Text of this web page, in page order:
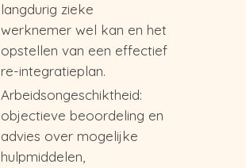
langdurig zieke
werknemer wel kan en het
opstellen van een effectief
re-integratieplan.
Arbeidsongeschiktheid:
objectieve beoordeling en
advies over mogelijke
hulpmiddelen,